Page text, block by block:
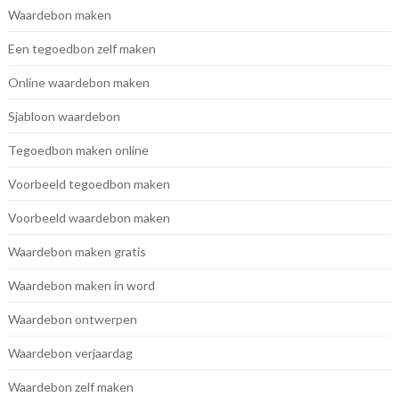
Waardebon maken
Een tegoedbon zelf maken
Online waardebon maken
Sjabloon waardebon
Tegoedbon maken online
Voorbeeld tegoedbon maken
Voorbeeld waardebon maken
Waardebon maken gratis
Waardebon maken in word
Waardebon ontwerpen
Waardebon verjaardag
Waardebon zelf maken